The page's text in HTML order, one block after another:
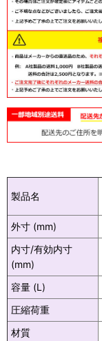
製品名
外寸 (mm)
内寸/有効内寸
(mm)
容量 (L)
圧縮荷重
材質